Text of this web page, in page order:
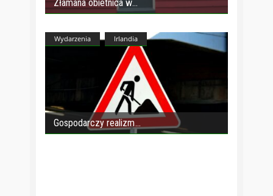
Złamana obietnica w
Wydarzenia Irlandia
Gospodarczy realizm